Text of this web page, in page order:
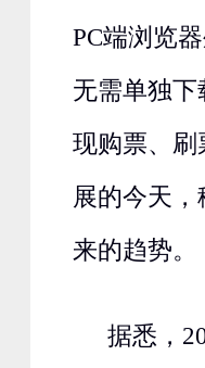
PC端浏览
无需单独下
现购票、刷
展的今天
来的趋势。
据悉，